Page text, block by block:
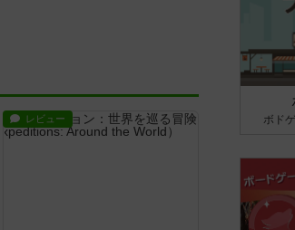
レビュー ボド